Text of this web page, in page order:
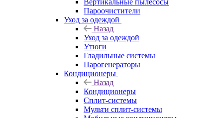
Вертикальные пылесосы
Пароочистители
Уход за одеждой
Назад
Уход за одеждой
Утюги
Гладильные системы
Парогенераторы
Кондиционеры
Назад
Кондиционеры
Сплит-системы
Мульти сплит-системы